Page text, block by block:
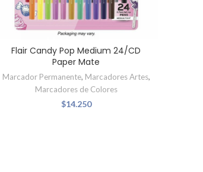
Flair Candy Pop Medium 24/CD
Paper Mate
Marcador Permanente, Marcadores Artes,
Marcadores de Colores
$14.250